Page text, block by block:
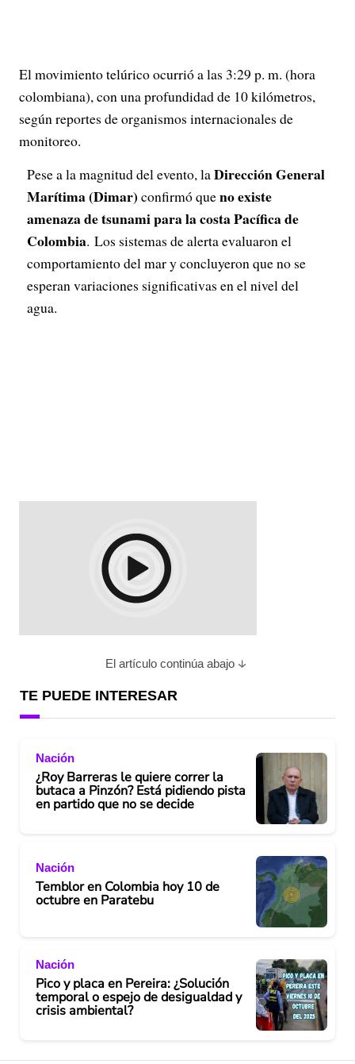
El movimiento telúrico ocurrió a las 3:29 p. m. (hora
colombiana), con una profundidad de 10 kilómetros,
según reportes de organismos internacionales de
monitoreo.
Pese a la magnitud del evento, laDirección General
Marítima (Dimar) confirmó queno existe
amenaza de tsunami para la costa Pacífica de
Colombia. Los sistemas de alerta evaluaron el
comportamiento del mar y concluyeron que no se
esperan variaciones significativas en el nivel del
agua.
El artículo continúa abajo
TE PUEDE INTERESAR
Nación
¿Roy Barreras le quiere correr la
butaca a Pinzón? Está pidiendo pista
en partido que no se decide
Nación
Temblor en Colombia hoy 10 de
octubre en Paratebu
Nación
Pico y placa en Pereira: ¿Solución
temporal o espejo de desigualdad y
crisis ambiental?